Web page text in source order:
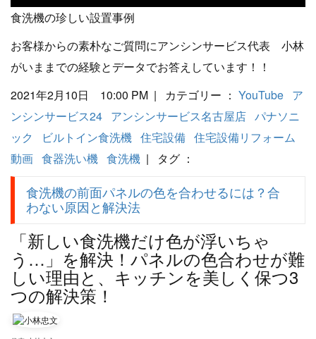
食洗機の珍しい設置事例
お客様からの素朴なご質問にアンシンサービス代表 小林
がいままでの経験とデータでお答えしています！！
2021年2月10日 10:00 PM | カテゴリー ： YouTube ア
ンシンサービス24 アンシンサービス名古屋店 パナソニ
ック
ビルトイン食洗機 住宅設備 住宅設備リフォーム
動画 食器洗い機 食洗機 | タグ ：
食洗機の前面パネルの色を合わせるには？合
わない原因と解決法
「新しい食洗機だけ色が浮いちゃ
う…」を解決！パネルの色合わせが難
しい理由と、キッチンを美しく保つ3
つの解決策！